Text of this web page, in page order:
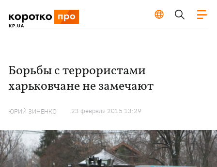
Борьбы с террористами
харьковчане не замечают
ЮРИЙ ЗИНЕНКО 23 февраля 2015 13:29